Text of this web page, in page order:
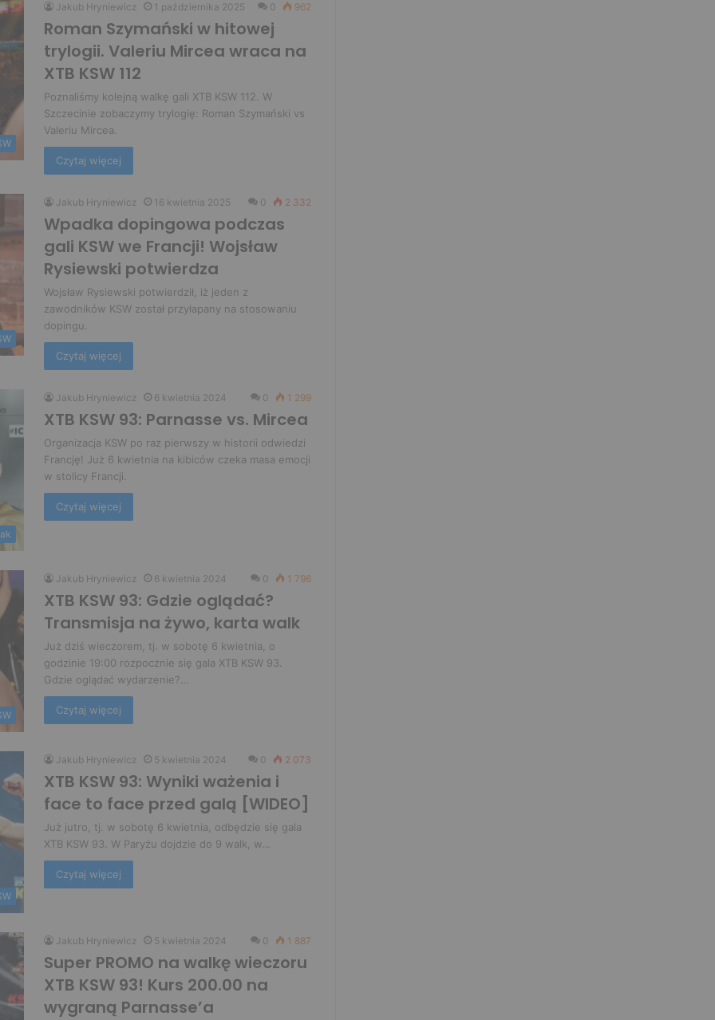
Jakub Hryniewicz 1 października 2025 0 962
Roman Szymański w hitowej
trylogii. Valeriu Mircea wraca na
XTB KSW 112
Poznaliśmy kolejną walkę gali XTB KSW 112. W
Szczecinie zobaczymy trylogię: Roman Szymański vs
Valeriu Mircea.
Czytaj więcej
Jakub Hryniewicz 16 kwietnia 2025 0 2 332
Wpadka dopingowa podczas
gali KSW we Francji! Wojsław
Rysiewski potwierdza
Wojsław Rysiewski potwierdził, iż jeden z
zawodników KSW został przyłapany na stosowaniu
dopingu.
Czytaj więcej
Jakub Hryniewicz 6 kwietnia 2024 0 1 299
XTB KSW 93: Parnasse vs. Mircea
Organizacja KSW po raz pierwszy w historii odwiedzi
Francję! Już 6 kwietnia na kibiców czeka masa emocji
w stolicy Francji.
Czytaj więcej
Jakub Hryniewicz 6 kwietnia 2024 0 1 796
XTB KSW 93: Gdzie oglądać?
Transmisja na żywo, karta walk
Już dziś wieczorem, tj. w sobotę 6 kwietnia, o
godzinie 19:00 rozpocznie się gala XTB KSW 93.
Gdzie oglądać wydarzenie?…
Czytaj więcej
Jakub Hryniewicz 5 kwietnia 2024 0 2 073
XTB KSW 93: Wyniki ważenia i
face to face przed galą [WIDEO]
Już jutro, tj. w sobotę 6 kwietnia, odbędzie się gala
XTB KSW 93. W Paryżu dojdzie do 9 walk, w…
Czytaj więcej
Jakub Hryniewicz 5 kwietnia 2024 0 1 887
Super PROMO na walkę wieczoru
XTB KSW 93! Kurs 200.00 na
wygraną Parnasse’a